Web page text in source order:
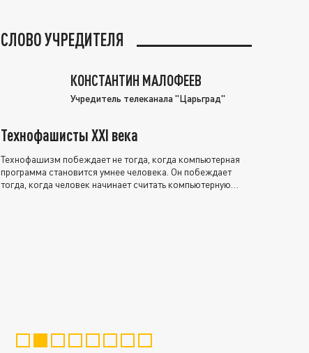
СЛОВО УЧРЕДИТЕЛЯ
КОНСТАНТИН МАЛОФЕЕВ
Учредитель телеканала "Царьград"
Технофашисты XXI века
Технофашизм побеждает не тогда, когда компьютерная
программа становится умнее человека. Он побеждает
тогда, когда человек начинает считать компьютерную